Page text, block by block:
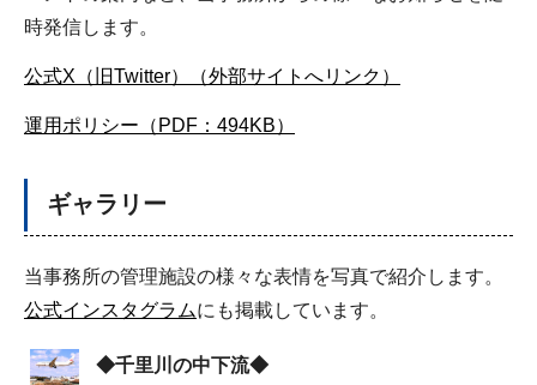
時発信します。
公式X（旧Twitter）（外部サイトへリンク）
運用ポリシー（PDF：494KB）
ギャラリー
当事務所の管理施設の様々な表情を写真で紹介します。
公式インスタグラムにも掲載しています。
◆千里川の中下流◆